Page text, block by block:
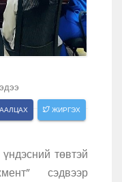
ЖИРГЭХ
төвтэй
сэдвээр